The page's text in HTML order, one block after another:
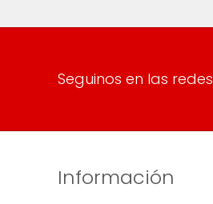
Seguinos en las redes
Información